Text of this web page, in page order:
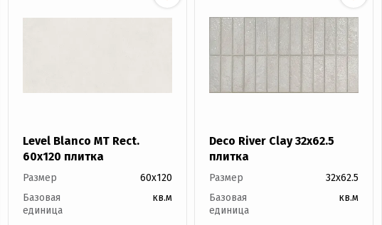
Level Blanco MT Rect.
60x120 плитка
Размер
60x120
Базовая
единица
кв.м
Deco River Clay 32x62.5
плитка
Размер
32x62.5
Базовая
единица
кв.м